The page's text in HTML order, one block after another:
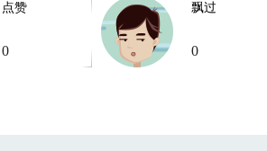
点赞
0
飘过
0